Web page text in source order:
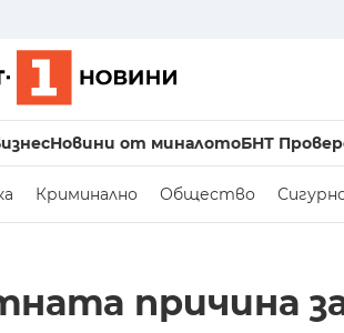
Новини от миналотоБНТ
Криминално Общество
причина